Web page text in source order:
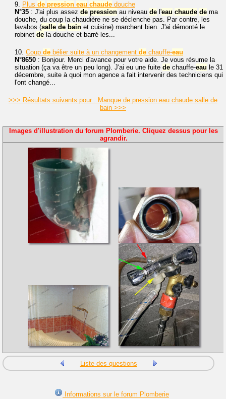
9. Plus de pression eau chaude douche
N°35 : J'ai plus assez de pression au niveau de l'eau chaude de ma
douche, du coup la chaudière ne se déclenche pas. Par contre, les
lavabos (salle de bain et cuisine) marchent bien. J'ai démonté le
robinet de la douche et barré les...
10. Coup de bélier suite à un changement de chauffe-eau
N°8650 : Bonjour. Merci d'avance pour votre aide. Je vous résume la
situation (ça va être un peu long). J'ai eu une fuite de chauffe-eau le 31
décembre, suite à quoi mon agence a fait intervenir des techniciens qui
l'ont changé...
>>> Résultats suivants pour : Manque de pression eau chaude salle de
bain >>>
Images d'illustration du forum Plomberie. Cliquez dessus pour les
agrandir.
Liste des questions
Informations sur le forum Plomberie